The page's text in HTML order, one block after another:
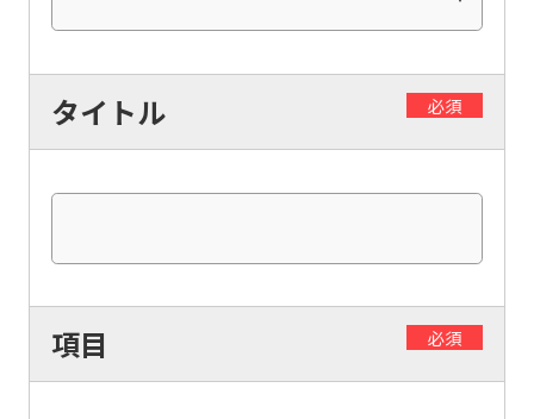
タイトル 必須
項目 必須
it
may
be
an
translation.
The
may